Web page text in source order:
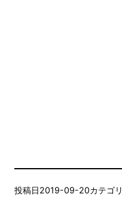
投稿日2019-09-20カテゴ